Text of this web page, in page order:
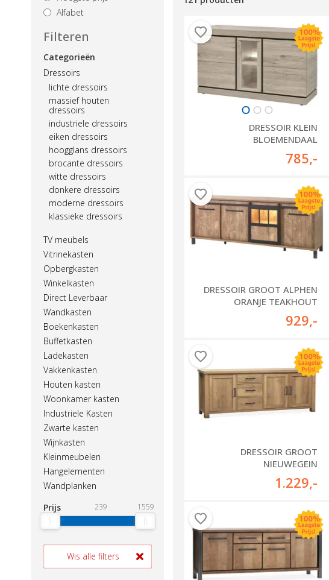
Alfabet
Filteren
Categorieën
Dressoirs
lichte dressoirs
massief houten
dressoirs
industriele dressoirs
eiken dressoirs
hoogglans dressoirs
brocante dressoirs
witte dressoirs
donkere dressoirs
moderne dressoirs
klassieke dressoirs
TV meubels
Vitrinekasten
Opbergkasten
Winkelkasten
Direct Leverbaar
Wandkasten
Boekenkasten
Buffetkasten
Ladekasten
Vakkenkasten
Houten kasten
Woonkamer kasten
Industriele Kasten
Zwarte kasten
Wijnkasten
Kleinmeubelen
Hangelementen
Wandplanken
Prijs
239 1559
Wis alle filters
DRESSOIR KLEIN
BLOEMENDAAL
785,-
DRESSOIR GROOT ALPHEN
ORANJE TEAKHOUT
929,-
DRESSOIR GROOT
NIEUWEGEIN
1.229,-